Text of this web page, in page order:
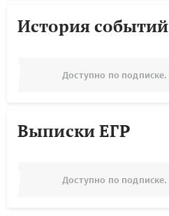
История событий
Доступно по подписке.
Выписки ЕГР
Доступно по подписке.